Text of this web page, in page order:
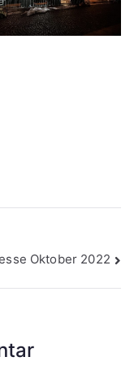
Oktober 2022